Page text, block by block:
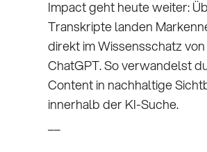
Impact geht heute weiter:
Transkripte landen
direkt im Wissensschatz
ChatGPT. So verwandelst
Content in nachhaltige
innerhalb der KI-Suche.